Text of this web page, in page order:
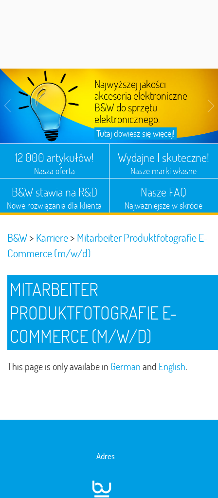
Najwyższej jakości
akcesoria elektroniczne
B&W do sprzętu
elektronicznego.
Tutaj dowiesz się więcej!
12 000 artykułów!
Nasza oferta
Wydajne I skuteczne!
Nasze marki własne
B&W stawia na R&D
Nowe rozwiązania dla klienta
Nasze FAQ
Najważniejsze w skrócie
B&W> Karriere> Mitarbeiter Produktfotografie E-
Commerce (m/w/d)
MITARBEITER
PRODUKTFOTOGRAFIE E-
COMMERCE (M/W/D)
This page is only availabe in Germanand English.
Adres